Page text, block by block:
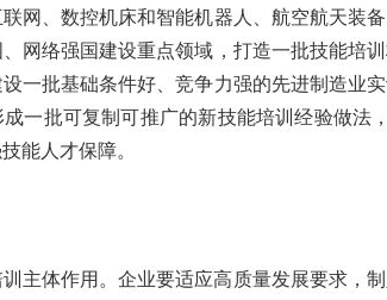
网、数控机床和智能机器人、航空航天装
网络强国建设重点领域，打造一批技能培
一批基础条件好、竞争力强的先进制造业
一批可复制可推广的新技能培训经验做法
技能人才保障。
训主体作用。企业要适应高质量发展要求